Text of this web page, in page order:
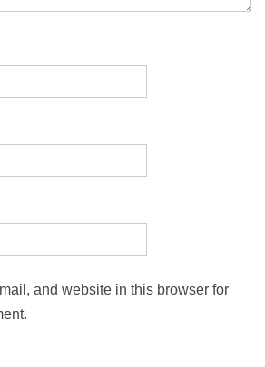
and website in this browser for